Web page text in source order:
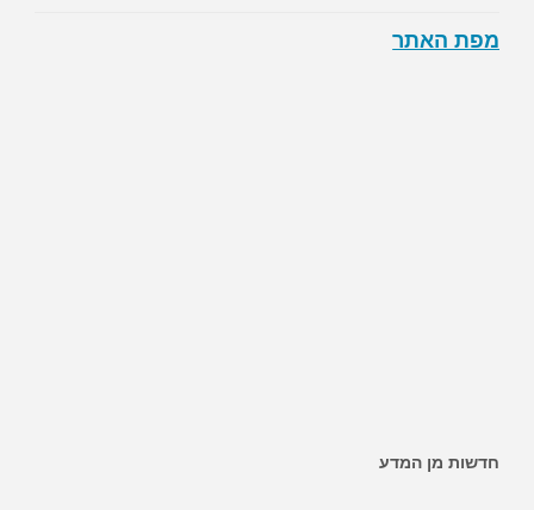
מפת האתר
חדשות מן המדע
~ האם ממתיקים מלאכותיים מגבירים את הסיכון לסוכרת?